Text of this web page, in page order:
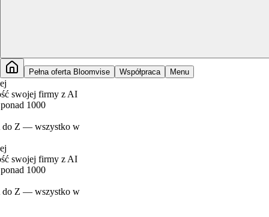
Pełna oferta Bloomvise Współpraca Menu
z AI
w
z AI
w